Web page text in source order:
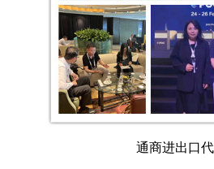
通商进出口